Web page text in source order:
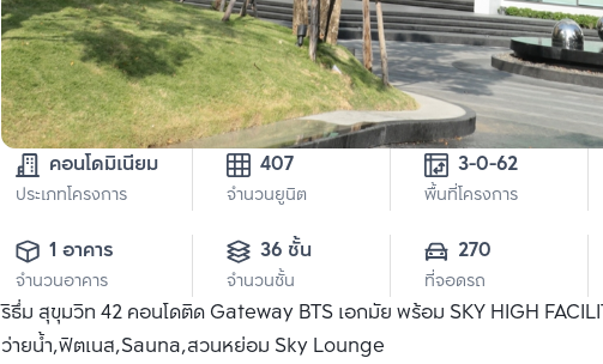
คอนโดมิเนียม
ประเภทโครงการ
407
จำนวนยูนิต
3-0-62
พื้นที่โครงการ
1 อาคาร
จำนวนอาคาร
36 ชั้น
จำนวนชั้น
270
ที่จอดรถ
ริธึ่ม สุขุมวิท 42 คอนโดติด Gateway BTS เอกมัย พร้อม SKY HIGH
ว่ายน้ำ,ฟิตเนส,Sauna,สวนหย่อม Sky Lounge